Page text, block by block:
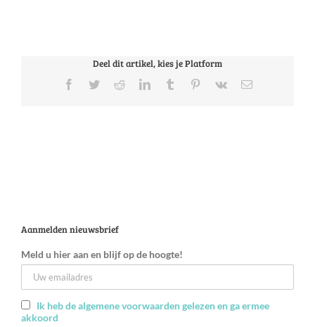
Deel dit artikel, kies je Platform
Facebook
TwitterRedditLinkedInTumblr Pinterest
Vk
E-
Aanmelden nieuwsbrief
Meld u hier aan en blijf op de hoogte!
Ik heb de algemene voorwaarden gelezen en ga ermee
akkoord